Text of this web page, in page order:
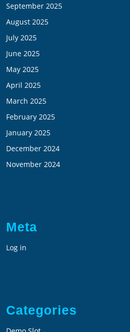
September 2025
August 2025
July 2025
June 2025
May 2025
April 2025
March 2025
February 2025
January 2025
December 2024
November 2024
Meta
Log in
Categories